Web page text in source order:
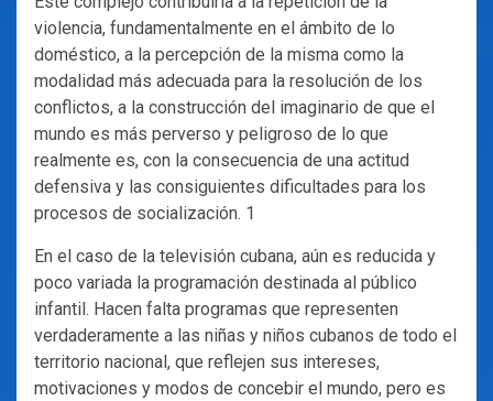
violencia, fundamentalmente en el ámbito de lo
doméstico, a la percepción de la misma como la
modalidad más adecuada para la resolución de los
conflictos, a la construcción del imaginario de que el
mundo es más perverso y peligroso de lo que
realmente es, con la consecuencia de una actitud
defensiva y las consiguientes dificultades para los
procesos de socialización. 1
En el caso de la televisión cubana, aún es reducida y
poco variada la programación destinada al público
infantil. Hacen falta programas que representen
verdaderamente a las niñas y niños cubanos de todo el
territorio nacional, que reflejen sus intereses,
motivaciones y modos de concebir el mundo, pero es